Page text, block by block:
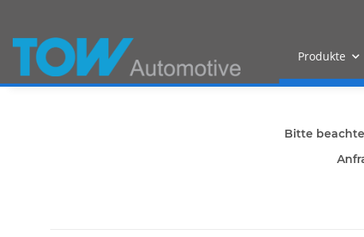
Produkte
Bitte